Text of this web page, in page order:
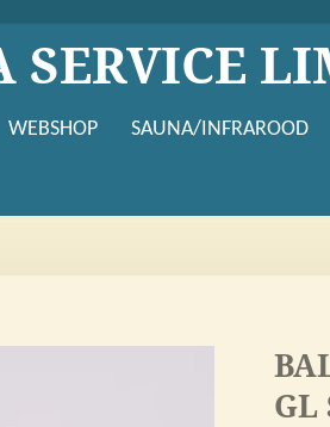
SERVICE
WEBSHOP SAUNA/INFRAROOD
GL